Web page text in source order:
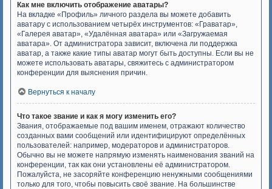
Как мне включить отображение аватары?
На вкладке «Профиль» личного раздела вы можете добавить
аватару с использованием четырёх инструментов: «Граватар»,
«Галерея аватар», «Удалённая аватара» или «Загружаемая
аватара». От администратора зависит, включена ли поддержка
аватар, а также какие типы аватар могут быть доступны. Если вы не
можете использовать аватары, свяжитесь с администратором
конференции для выяснения причин.
Вернуться к началу
Что такое звание и как я могу изменить его?
Звания, отображаемые под вашим именем, отражают количество
созданных вами сообщений или идентифицируют определённых
пользователей: например, модераторов и администраторов.
Обычно вы не можете напрямую изменять наименования званий на
конференции, так как они установлены её администратором.
Пожалуйста, не засоряйте конференцию ненужными сообщениями
только для того, чтобы повысить своё звание. На большинстве